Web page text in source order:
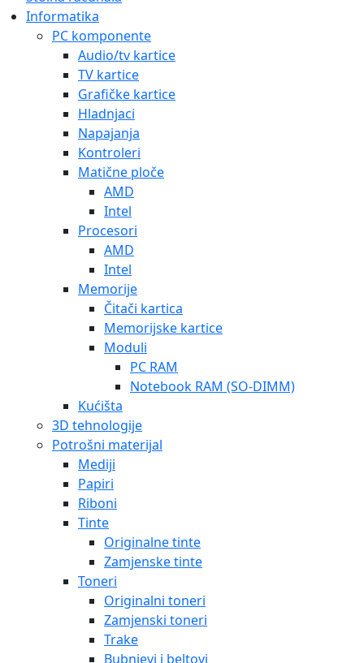
Informatika
PC komponente
Audio/tv kartice
TV kartice
Grafičke kartice
Hladnjaci
Napajanja
Kontroleri
Matične ploče
AMD
Intel
Procesori
AMD
Intel
Memorije
Čitači kartica
Memorijske kartice
Moduli
PC RAM
Notebook RAM (SO-DIMM)
Kućišta
3D tehnologije
Potrošni materijal
Mediji
Papiri
Riboni
Tinte
Originalne tinte
Zamjenske tinte
Toneri
Originalni toneri
Zamjenski toneri
Trake
Bubnjevi i beltovi